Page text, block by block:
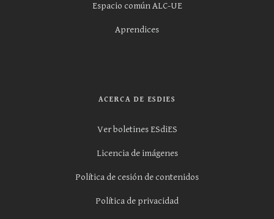
Espacio común ALC-UE
Aprendices
ACERCA DE ESDIES
Ver boletines ESdiES
Licencia de imágenes
Política de cesión de contenidos
Política de privacidad